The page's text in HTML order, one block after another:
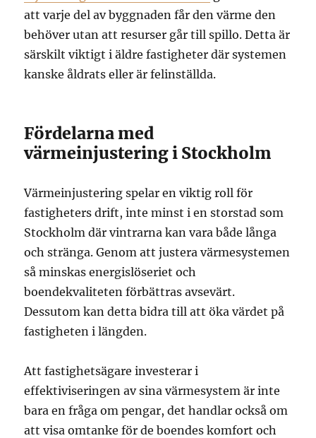
att varje del av byggnaden får den värme den
behöver utan att resurser går till spillo. Detta är
särskilt viktigt i äldre fastigheter där systemen
kanske åldrats eller är felinställda.
Fördelarna med
värmeinjustering i Stockholm
Värmeinjustering spelar en viktig roll för
fastigheters drift, inte minst i en storstad som
Stockholm där vintrarna kan vara både långa
och stränga. Genom att justera värmesystemen
så minskas energislöseriet och
boendekvaliteten förbättras avsevärt.
Dessutom kan detta bidra till att öka värdet på
fastigheten i längden.
Att fastighetsägare investerar i
effektiviseringen av sina värmesystem är inte
bara en fråga om pengar, det handlar också om
att visa omtanke för de boendes komfort och